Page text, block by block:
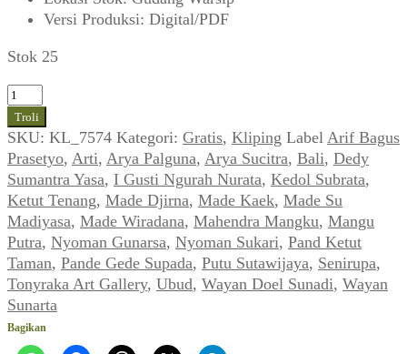
Versi Produksi: Digital/PDF
Stok 25
Kuantitas
Nyoman
Gunarsa,
dkk
~
Lebih
Baik
Menggaru
Ladang
Sendiri
~
Tonyraka
Art
Troli
SKU: KL_7574 Kategori: Gratis, Kliping Label Arif Bagus
Prasetyo, Arti, Arya Palguna, Arya Sucitra, Bali, Dedy
Sumantra Yasa, I Gusti Ngurah Nurata, Kedol Subrata,
Ketut Tenang, Made Djirna, Made Kaek, Made Su
Madiyasa, Made Wiradana, Mahendra Mangku, Mangu
Putra, Nyoman Gunarsa, Nyoman Sukari, Pand Ketut
Taman, Pande Gede Supada, Putu Sutawijaya, Senirupa,
Tonyraka Art Gallery, Ubud, Wayan Doel Sunadi, Wayan
Sunarta
Bagikan